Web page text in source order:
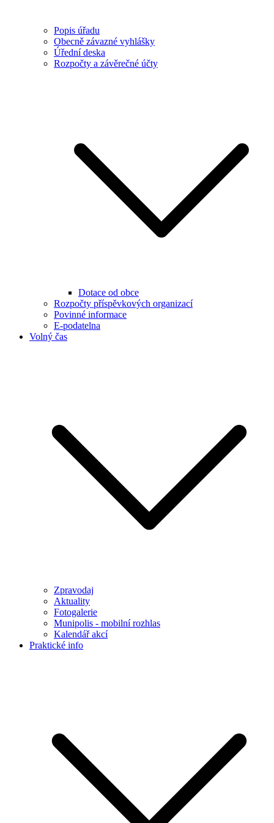
Popis úřadu
Obecně závazné vyhlášky
Úřední deska
Rozpočty a závěrečné účty
Dotace od obce
Rozpočty příspěvkových organizací
Povinné informace
E-podatelna
Volný čas
Zpravodaj
Aktuality
Fotogalerie
Munipolis - mobilní rozhlas
Kalendář akcí
Praktické info